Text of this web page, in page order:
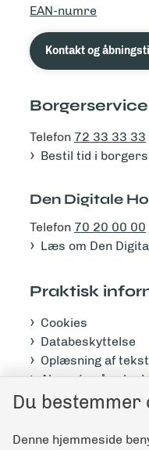
EAN-numre
Kontakt og
Borgerservice
Telefon 72 33 33 33
Bestil tid i
Den Digitale
Telefon 70 20 00 00
Læs om Den
Praktisk
Cookies
Databeskyttelse
Oplæsning af tekst
Abonnér på
Du bestemmer
Denne hjemmeside